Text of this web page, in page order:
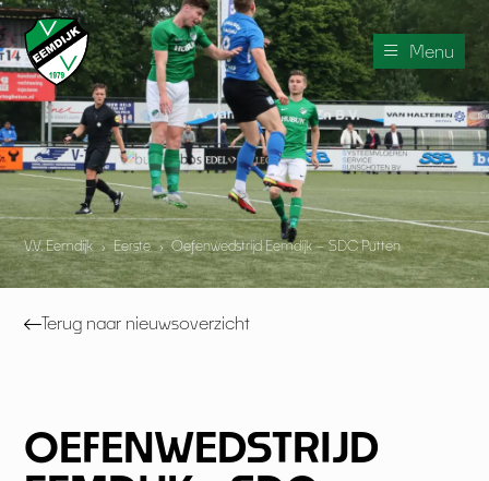
Menu
V.V. Eemdijk › Eerste › Oefenwedstrijd Eemdijk – SDC Putten
Terug naar nieuwsoverzicht
OEFENWEDSTRIJD